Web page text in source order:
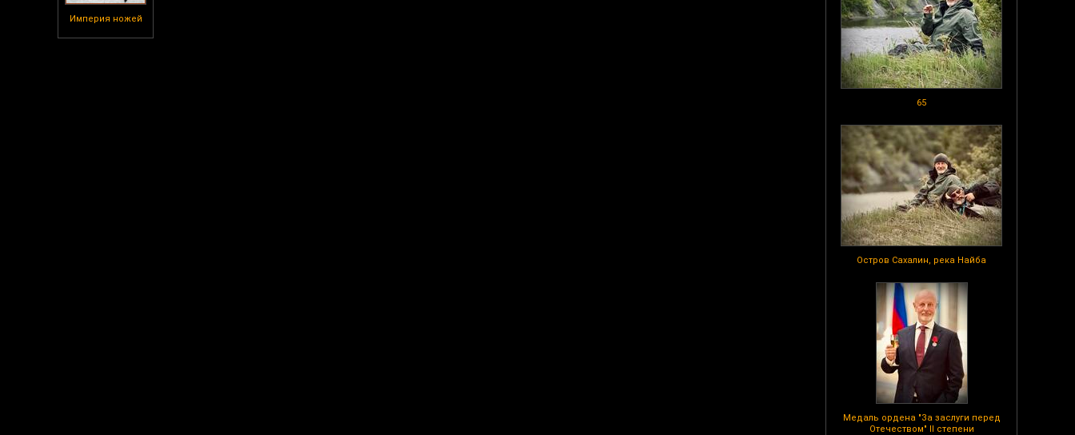
Империя ножей
65
Остров Сахалин, река Найба
Медаль ордена "За заслуги перед
Отечеством" II степени